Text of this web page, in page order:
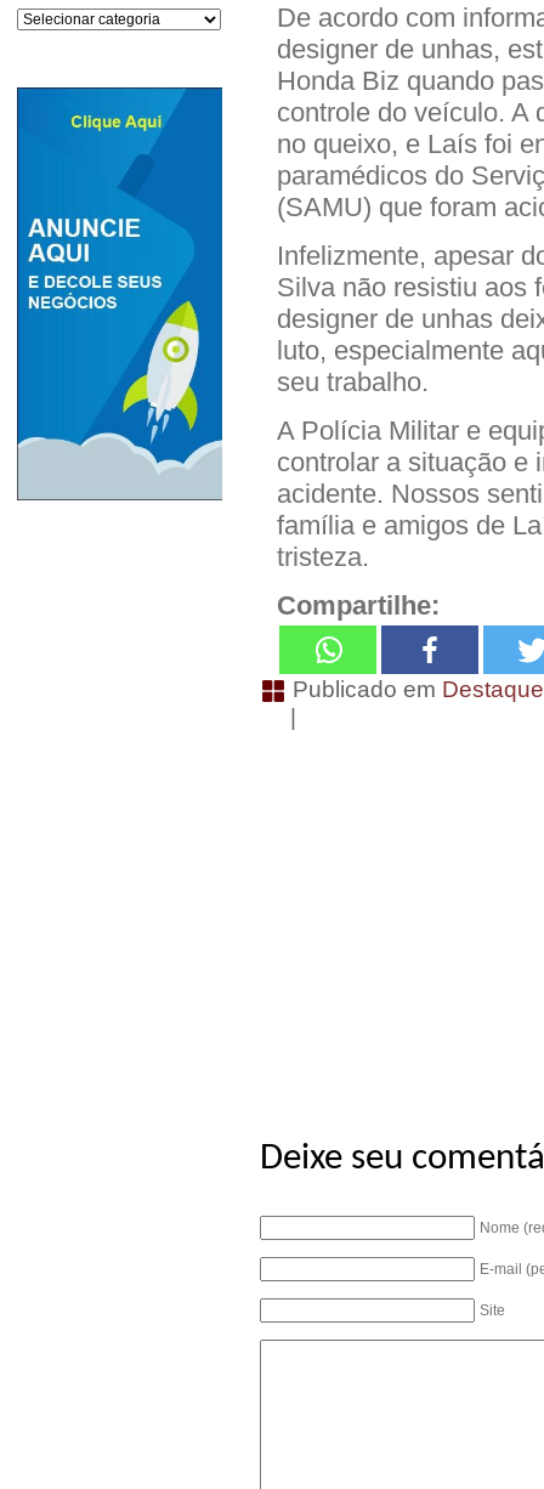
Categorias
De acordo com
designer de unhas,
Honda Biz quando
controle do veículo. A
no queixo, e Laís foi
paramédicos do
(SAMU) que foram
Infelizmente, apesar
Silva não resistiu aos
designer de unhas
luto, especialmente
seu trabalho.
A Polícia Militar e
controlar a situação e
acidente. Nossos
família e amigos de
tristeza.
Compartilhe:
Publicado em
|
Deixe seu
Nome
E-mail
Site